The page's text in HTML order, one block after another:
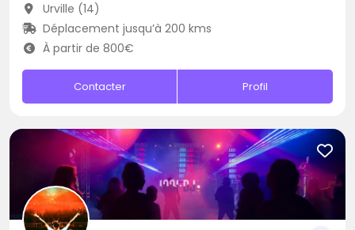
Urville (14)
Déplacement jusqu’à 200 kms
À partir de 800€
Contacter Profil